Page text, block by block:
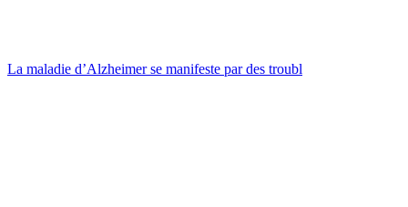
La maladie d’Alzheimer se manifeste par des troubl